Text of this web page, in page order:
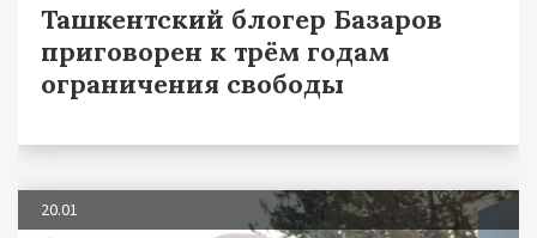
Ташкентский блогер Базаров
приговорен к трём годам
ограничения свободы
20.01